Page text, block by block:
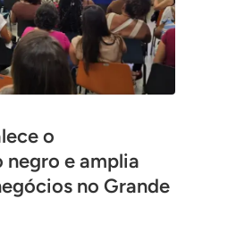
o
e amplia
no Grande